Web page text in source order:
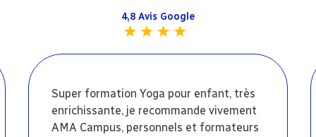
4,8 Avis Google
Super formation Yoga pour enfant, très
enrichissante, je recommande vivement
AMA Campus, personnels et formateurs